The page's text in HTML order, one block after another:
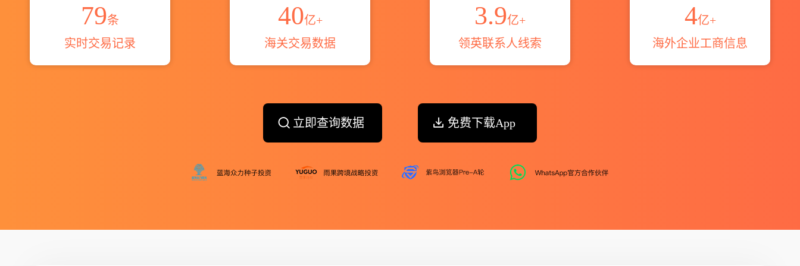
79条
实时交易记录
40亿+
海关交易数据
3.9亿+
领英联系人线索
4亿+
海外企业工商信息
立即查询数据 免费下载App